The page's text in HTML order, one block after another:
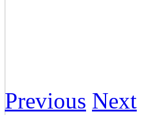
Previous Next